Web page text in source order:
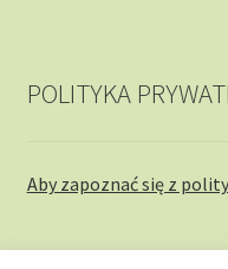
POLITYKA
Aby zapoznać się z